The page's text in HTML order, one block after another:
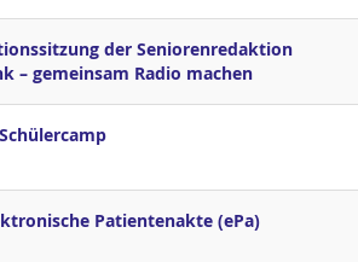
der Seniorenredaktion
– gemeinsam Radio machen
Patientenakte (ePa)